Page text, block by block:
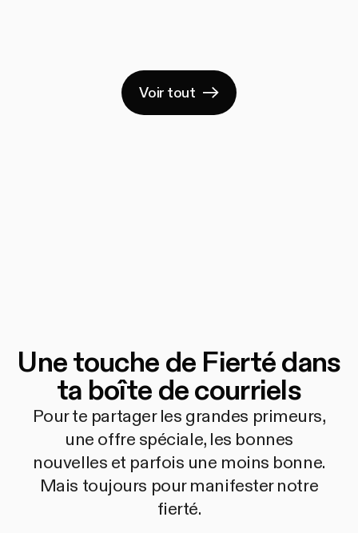
Voir tout
Une touche de Fierté dans
ta boîte de courriels
Pour te partager les grandes primeurs,
une offre spéciale, les bonnes
nouvelles et parfois une moins bonne.
Mais toujours pour manifester notre
fierté.